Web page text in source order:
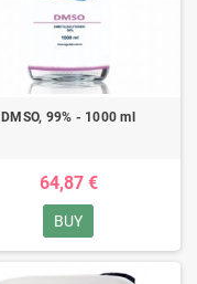
DMSO, 99% - 1000 ml
64,87 €
BUY